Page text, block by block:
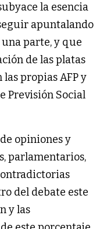
la esencia
apuntalando
parte, y que
de las platas
propias AFP y
Previsión Social
opiniones y
parlamentarios,
del debate este
y las